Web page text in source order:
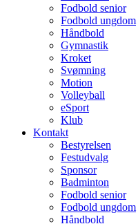
Fodbold senior
Fodbold ungdom
Håndbold
Gymnastik
Kroket
Svømning
Motion
Volleyball
eSport
Klub
Kontakt
Bestyrelsen
Festudvalg
Sponsor
Badminton
Fodbold senior
Fodbold ungdom
Håndbold